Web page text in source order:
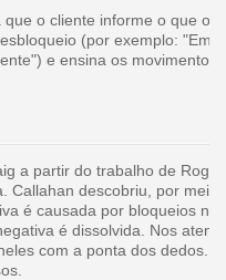
o cliente informe o que o
(por exemplo:
e ensina os
a partir do trabalho de
Callahan descobriu, por meio
é causada por bloqueios na
é dissolvida. Nos
com a ponta dos dedos.